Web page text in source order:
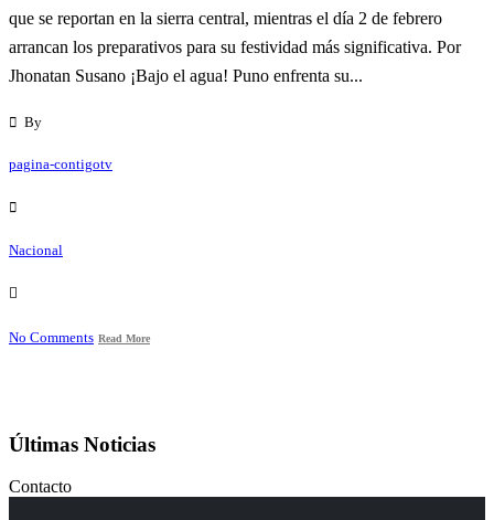
que se reportan en la sierra central, mientras el día 2 de febrero
arrancan los preparativos para su festividad más significativa. Por
Jhonatan Susano ¡Bajo el agua! Puno enfrenta su...
By
pagina-contigotv
Nacional
No Comments Read More
Últimas Noticias
Contacto